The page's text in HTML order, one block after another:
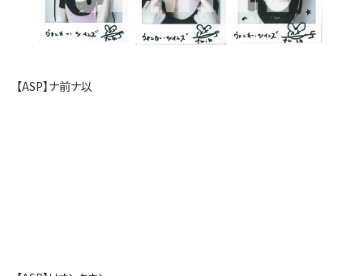
【ASP】ナ前ナ以